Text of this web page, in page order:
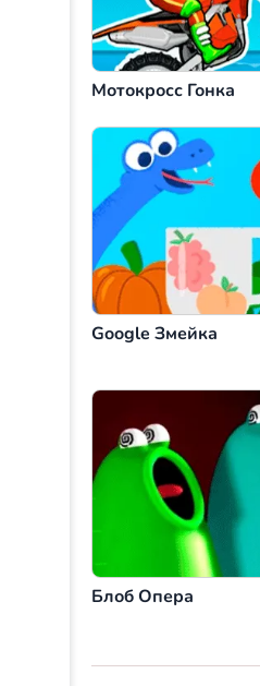
Мотокросс Гонка
Google Змейка
Блоб Опера